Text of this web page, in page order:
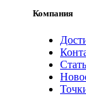
Компания